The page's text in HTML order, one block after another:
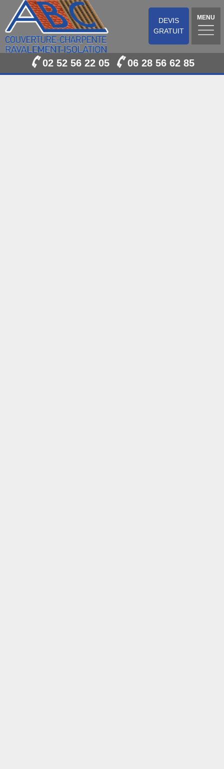
DEVIS
GRATUIT
MENU
02 52 56 22 05 06 28 56 62 85